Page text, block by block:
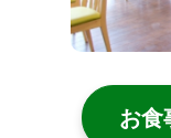
お食